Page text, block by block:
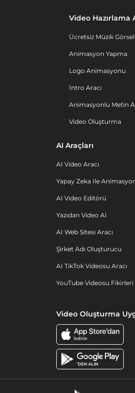
Video Hazırlama
Ücretsiz Müzik
Animasyon Yapma
Logo Animasyonu
İntro Aracı
Animasyonlu Metin
Video Oluşturma
AI Araçları
AI Video Aracı
Yapay Zeka Ile
AI Video Editörü
Yazıdan Video AI
AI Web Sitesi Aracı
Şirket Adı Oluşturucu
AI TikTok Videosu Aracı
YouTube Videosu Fikirleri
Video Oluşturma